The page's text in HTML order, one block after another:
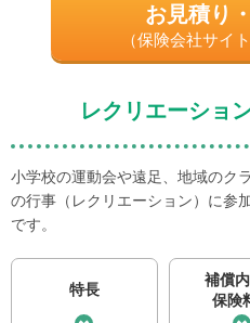
お見積り
（保険会社サイ
レクリエーショ
小学校の運動会や遠足、地域のク
の行事（レクリエーション）に参
です。
特長
補償内
保険